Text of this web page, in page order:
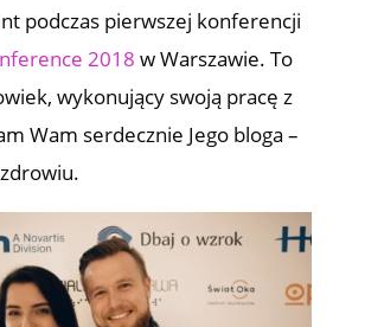
podczas pierwszej konferencji
2018 w Warszawie. To
wykonujący swoją pracę z
Wam serdecznie Jego bloga –